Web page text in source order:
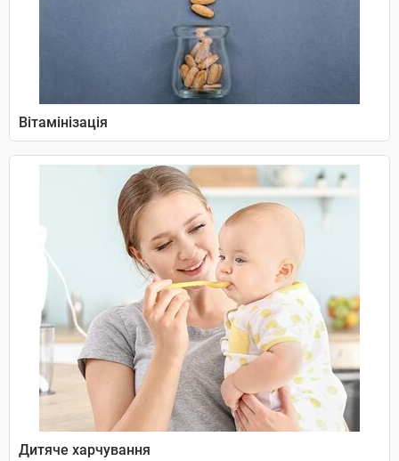
Вітамінізація
Дитяче харчування